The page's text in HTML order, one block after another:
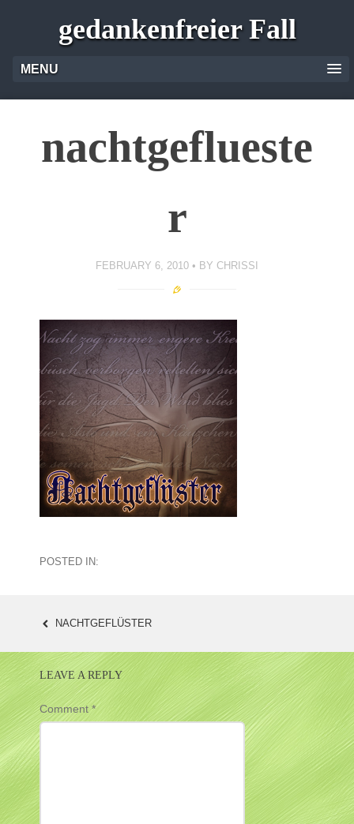
gedankenfreier Fall
MENU
nachtgeflueste
r
FEBRUARY 6, 2010 BY CHRISSI
POSTED IN:
POST
NAVIGATION
NACHTGEFLÜSTER
LEAVE A REPLY
Comment *